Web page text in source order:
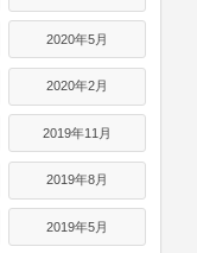
2020年5月
2020年2月
2019年11月
2019年8月
2019年5月